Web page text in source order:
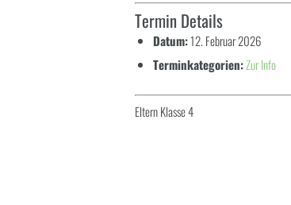
Termin Details
Datum:12. Februar 2026
Terminkategorien:Zur Info
Eltern Klasse 4